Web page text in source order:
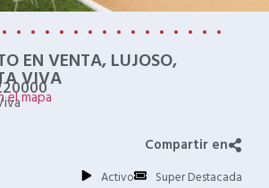
EN VENTA, LUJOSO,
VIVA
el mapa
Compartir en
Activo Super Destacada